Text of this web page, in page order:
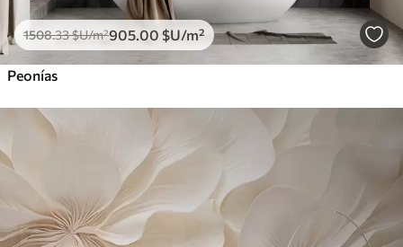
1508.33$U/m²905 .00 $U/m²
Peonías